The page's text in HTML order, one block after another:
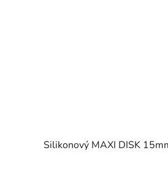
Silikonový MAXI DISK